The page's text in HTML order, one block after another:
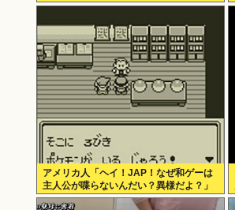
アメリカ人「ヘイ！JAP！なぜ和ゲーは
主人公が喋らないんだい？異様だよ？」